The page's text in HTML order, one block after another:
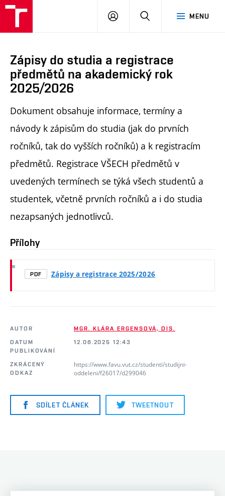
MENU
PŘIHLÁSIT
Zápisy do studia a registrace
předmětů na akademický rok
2025/2026
Dokument obsahuje informace, termíny a
návody k zápisům do studia (jak do prvních
ročníků, tak do vyšších ročníků) a k registracím
předmětů. Registrace VŠECH předmětů v
uvedených termínech se týká všech studentů a
studentek, včetně prvních ročníků a i do studia
nezapsaných jednotlivců.
Přílohy
PDF Zápisy a registrace 2025/2026
AUTOR
MGR. KLÁRA ERGENSOVÁ, DIS.
DATUM
PUBLIKOVÁNÍ
12.08.2025 12:43
ZKRÁCENÝ
ODKAZ
https://www.favu.vut.cz/studenti/studijni-
oddeleni/f26017/d299046
SDÍLET ČLÁNEK TWEETNOUT